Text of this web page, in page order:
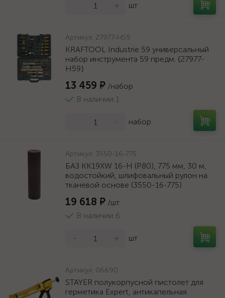
+ шт
Артикул: 27977-H59
KRAFTOOL Industrie 59 универсальный
набор инструмента 59 предм. {27977-
H59}
13 459 ₽ /набор
В наличии 1
набор
Артикул: 3550-16-775
БАЗ KK19XW 16-H (Р80), 775 мм, 30 м,
водостойкий, шлифовальный рулон на
тканевой основе (3550-16-775)
19 618 ₽ /шт
В наличии 6
- + шт
Артикул: 06690
STAYER полукорпусной пистолет для
герметика Expert, антикапельная